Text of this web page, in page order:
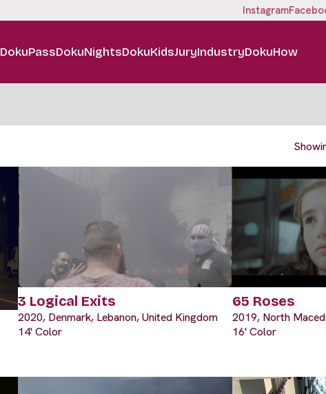
Instagram
DokuPassDokuNightsDokuKidsJuryIndustryDokuHow
3 Logical Exits
2020, Denmark, Lebanon, United Kingdom
14' Color
65 Roses
2019, North
16' Color